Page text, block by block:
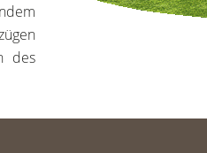
des